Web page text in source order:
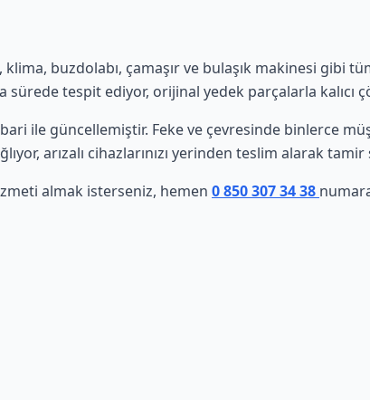
buzdolabı, çamaşır ve bulaşık makinesi gibi
tespit ediyor, orijinal yedek parçalarla kalıcı
ile güncellemiştir. Feke ve çevresinde binlerce
arızalı cihazlarınızı yerinden teslim alarak
almak isterseniz, hemen 0 850 307 34 38